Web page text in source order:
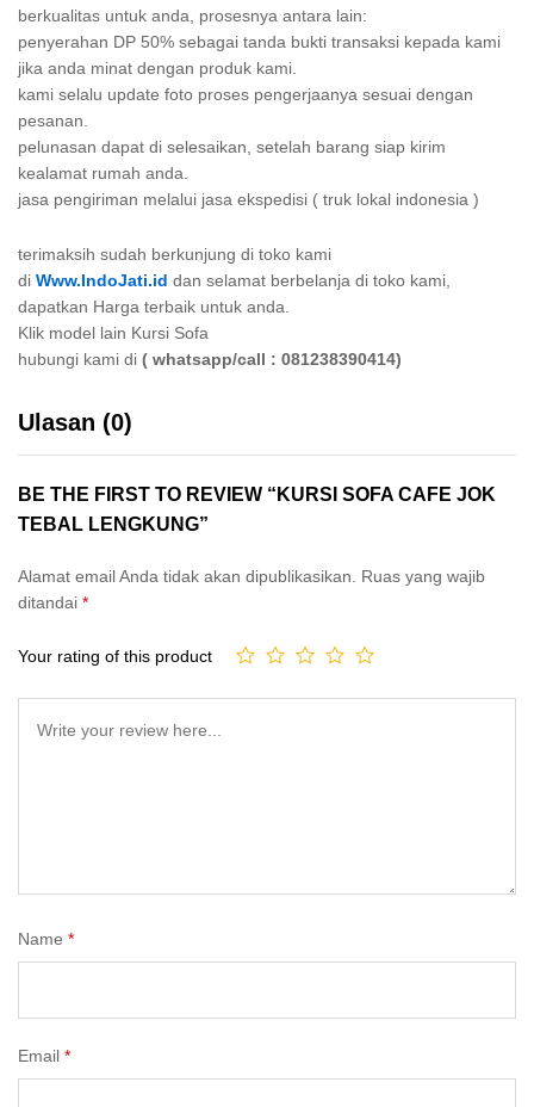
berkualitas untuk anda, prosesnya antara lain:
penyerahan DP 50% sebagai tanda bukti transaksi kepada kami
jika anda minat dengan produk kami.
kami selalu update foto proses pengerjaanya sesuai dengan
pesanan.
pelunasan dapat di selesaikan, setelah barang siap kirim
kealamat rumah anda.
jasa pengiriman melalui jasa ekspedisi ( truk lokal indonesia )
terimaksih sudah berkunjung di toko kami
di Www.IndoJati.id dan selamat berbelanja di toko kami,
dapatkan Harga terbaik untuk anda.
Klik model lain Kursi Sofa
hubungi kami di ( whatsapp/call : 081238390414)
Ulasan (0)
BE THE FIRST TO REVIEW “KURSI SOFA CAFE JOK
TEBAL LENGKUNG”
Alamat email Anda tidak akan dipublikasikan.
Ruas yang wajib
ditandai *
Your rating of this product
Name *
Email *